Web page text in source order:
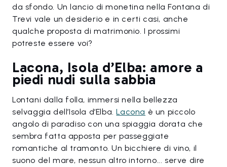
da sfondo. Un lancio di monetina nella Fontana di
Trevi vale un desiderio e in certi casi, anche
qualche proposta di matrimonio. I prossimi
potreste essere voi?
Lacona, Isola d’Elba: amore a
piedi nudi sulla sabbia
Lontani dalla folla, immersi nella bellezza
selvaggia dell’Isola d’Elba.Lacona è un piccolo
angolo di paradiso con una spiaggia dorata che
sembra fatta apposta per passeggiate
romantiche al tramonto. Un bicchiere di vino, il
suono del mare, nessun altro intorno... serve dire